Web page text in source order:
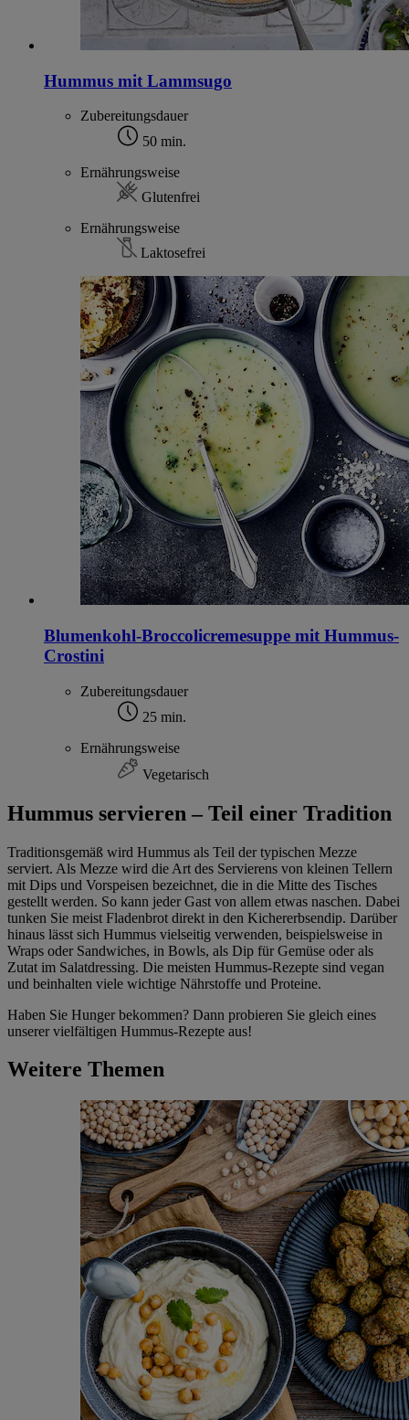
Hummus mit Lammsugo
Zubereitungsdauer
50 min.
Ernährungsweise
Glutenfrei
Ernährungsweise
Laktosefrei
Blumenkohl-Broccolicremesuppe mit Hummus-
Crostini
Zubereitungsdauer
25 min.
Ernährungsweise
Vegetarisch
Hummus servieren – Teil einer Tradition
Traditionsgemäß wird Hummus als Teil der typischen Mezze
serviert. Als Mezze wird die Art des Servierens von kleinen Tellern
mit Dips und Vorspeisen bezeichnet, die in die Mitte des Tisches
gestellt werden. So kann jeder Gast von allem etwas naschen. Dabei
tunken Sie meist Fladenbrot direkt in den Kichererbsendip. Darüber
hinaus lässt sich Hummus vielseitig verwenden, beispielsweise in
Wraps oder Sandwiches, in Bowls, als Dip für Gemüse oder als
Zutat im Salatdressing. Die meisten Hummus-Rezepte sind vegan
und beinhalten viele wichtige Nährstoffe und Proteine.
Haben Sie Hunger bekommen? Dann probieren Sie gleich eines
unserer vielfältigen Hummus-Rezepte aus!
Weitere Themen